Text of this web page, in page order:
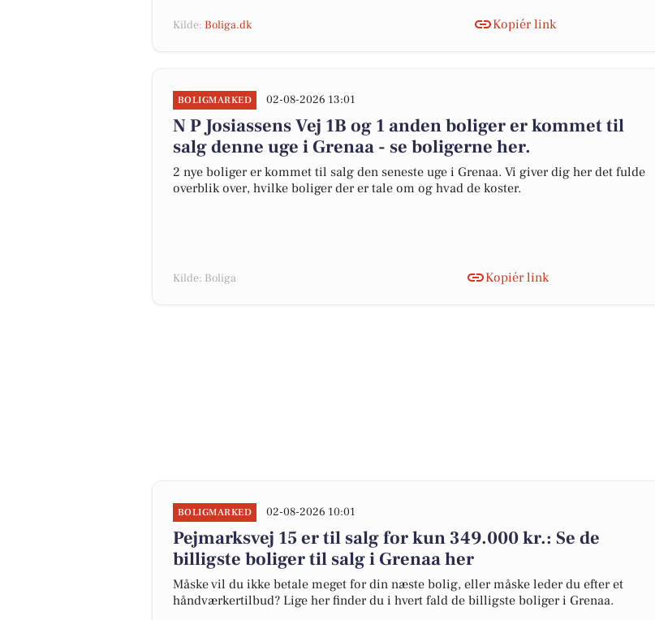
Kilde: Boliga.dk Kopiér link
BOLIGMARKED 02-08-2026 13:01
N P Josiassens Vej 1B og 1 anden boliger er kommet til
salg denne uge i Grenaa - se boligerne her.
2 nye boliger er kommet til salg den seneste uge i Grenaa. Vi giver dig her det fulde
overblik over, hvilke boliger der er tale om og hvad de koster.
Kilde: Boliga Kopiér link
BOLIGMARKED 02-08-2026 10:01
Pejmarksvej 15 er til salg for kun 349.000 kr.: Se de
billigste boliger til salg i Grenaa her
Måske vil du ikke betale meget for din næste bolig, eller måske leder du efter et
håndværkertilbud? Lige her finder du i hvert fald de billigste boliger i Grenaa.